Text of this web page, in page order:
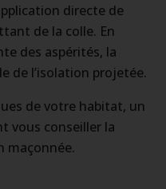
directe de
de la colle. En
des aspérités, la
de l’isolation projetée.
de votre habitat, un
vous conseiller la
maçonnée.